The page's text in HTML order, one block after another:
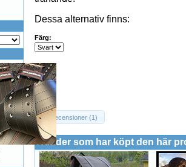
Dessa alternativ finns:
Färg:
Recensioner (1)
Kunder som har köpt den här